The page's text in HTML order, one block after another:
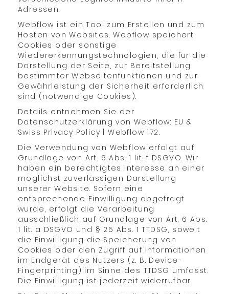
Adressen.
Webflow ist ein Tool zum Erstellen und zum
Hosten von Websites. Webflow speichert
Cookies oder sonstige
Wiedererkennungstechnologien, die für die
Darstellung der Seite, zur Bereitstellung
bestimmter Webseitenfunktionen und zur
Gewährleistung der Sicherheit erforderlich
sind (notwendige Cookies).
Details entnehmen Sie der
Datenschutzerklärung von Webflow: EU &
Swiss Privacy Policy | Webflow 172.
Die Verwendung von Webflow erfolgt auf
Grundlage von Art. 6 Abs. 1 lit. f DSGVO. Wir
haben ein berechtigtes Interesse an einer
möglichst zuverlässigen Darstellung
unserer Website. Sofern eine
entsprechende Einwilligung abgefragt
wurde, erfolgt die Verarbeitung
ausschließlich auf Grundlage von Art. 6 Abs.
1 lit. a DSGVO und § 25 Abs. 1 TTDSG, soweit
die Einwilligung die Speicherung von
Cookies oder den Zugriff auf Informationen
im Endgerät des Nutzers (z. B. Device-
Fingerprinting) im Sinne des TTDSG umfasst.
Die Einwilligung ist jederzeit widerrufbar.